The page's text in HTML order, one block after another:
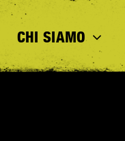
CHI SIAMO